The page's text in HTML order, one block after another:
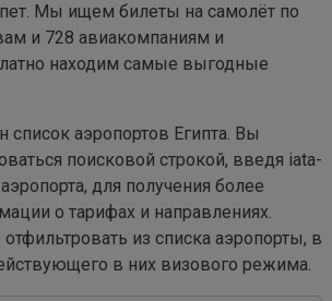
Мы ищем билеты на самолёт по
и 728 авиакомпаниям и
находим самые выгодные
список аэропортов Египта. Вы
поисковой строкой, введя iata-
для получения более
о тарифах и направлениях.
из списка аэропорты, в
в них визового режима.